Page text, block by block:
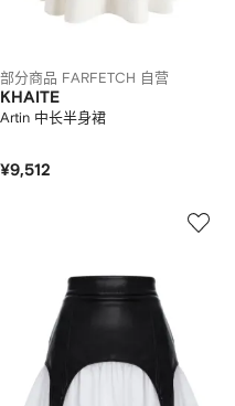
部分商品 FARFETCH 自营
KHAITE
Artin 中长半身裙
¥9,512